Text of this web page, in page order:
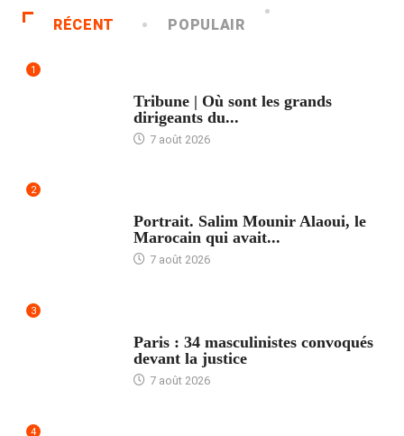
RÉCENT POPULAIR
1
Tribune | Où sont les grands
dirigeants du...
7 août 2026
2
Portrait. Salim Mounir Alaoui, le
Marocain qui avait...
7 août 2026
3
Paris : 34 masculinistes convoqués
devant la justice
7 août 2026
4